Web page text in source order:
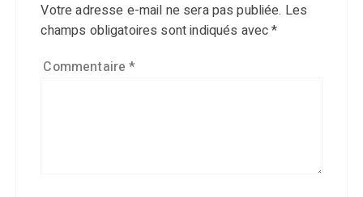
Votre adresse e-mail ne sera pas publiée. Les
champs obligatoires sont indiqués avec*
Commentaire*